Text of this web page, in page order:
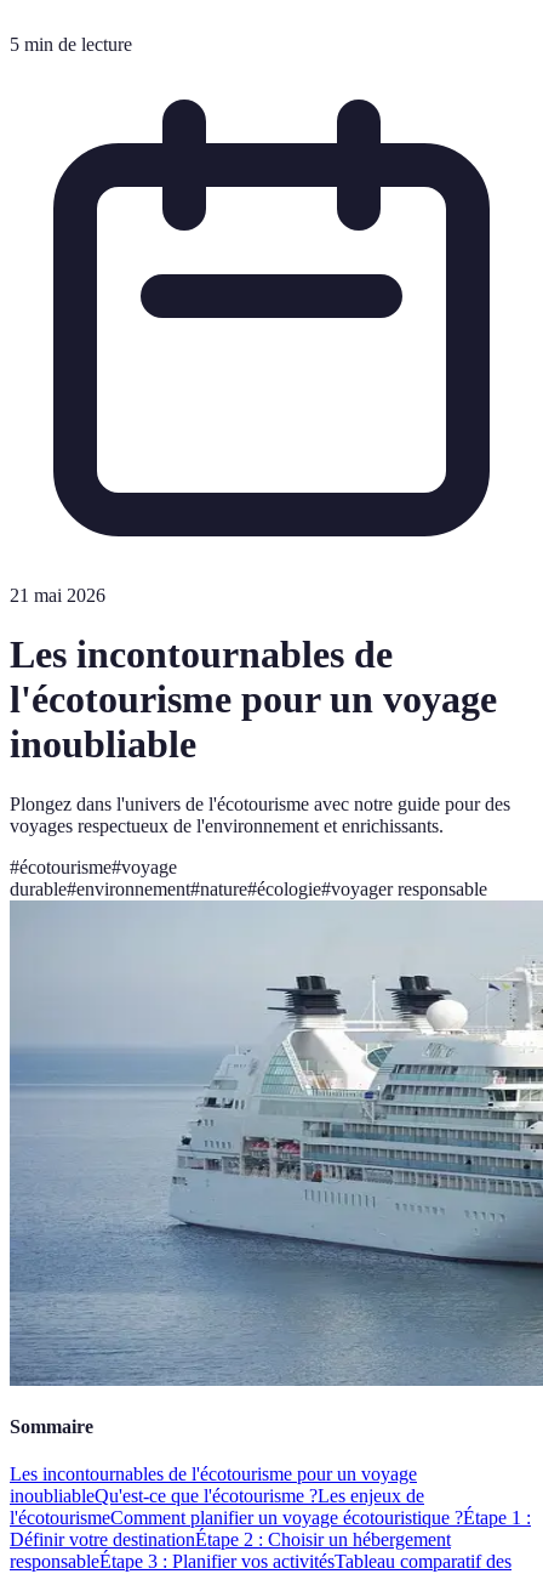
5 min de lecture
21 mai 2026
Les incontournables de
l'écotourisme pour un voyage
inoubliable
Plongez dans l'univers de l'écotourisme avec notre guide pour des
voyages respectueux de l'environnement et enrichissants.
#écotourisme#voyage
durable#environnement#nature#écologie#voyager responsable
Sommaire
Les incontournables de l'écotourisme pour un voyage
inoubliableQu'est-ce que l'écotourisme ?Les enjeux de
l'écotourismeComment planifier un voyage écotouristique ?Étape 1 :
Définir votre destinationÉtape 2 : Choisir un hébergement
responsableÉtape 3 : Planifier vos activitésTableau comparatif des